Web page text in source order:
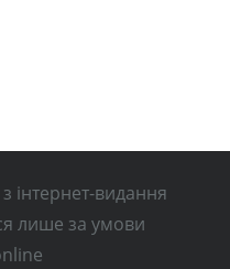
інтернет-видання
лише за умови